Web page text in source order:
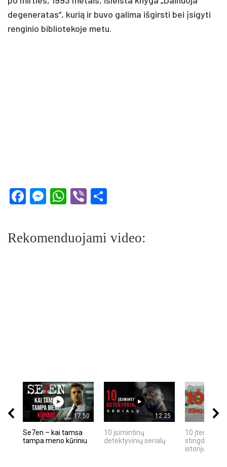
degeneratas“, kurią ir buvo galima išgirsti bei įsigyti
renginio bibliotekoje metu.
Facebook
Messenger
WhatsApp
Viber
Rekomenduojami video:
17:50
Se7en – kai tamsa
tampa meno kūriniu
12:25
10 įsimintinų
detektyvinių serialų
10 įtemptų,
stingdančių
istorijų